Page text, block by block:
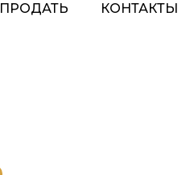
ПРОДАТЬ КОНТАКТЫ